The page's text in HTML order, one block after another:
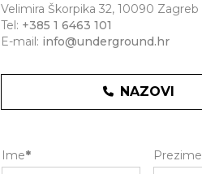
Velimira Škorpika 32, 10090 Zagreb
Tel: +385 1 6463 101
E-mail: info@underground.hr
NAZOVI
Ime* Prezime